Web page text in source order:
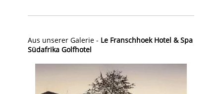
Aus unserer Galerie - Le Franschhoek Hotel & Spa
Südafrika Golfhotel